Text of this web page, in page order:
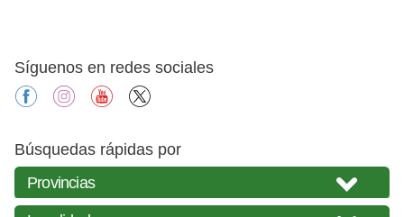
Síguenos en redes sociales
facebookinstagramyoutube
Búsquedas rápidas por